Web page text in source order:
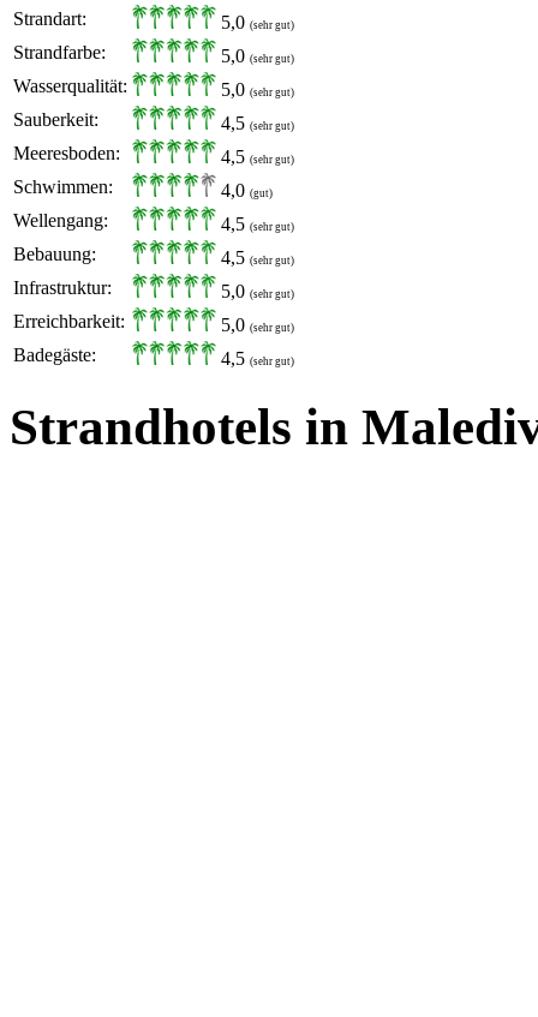
Strandart: 5,0 (sehr gut)
Strandfarbe: 5,0 (sehr gut)
Wasserqualität: 5,0 (sehr gut)
Sauberkeit: 4,5 (sehr gut)
Meeresboden: 4,5 (sehr gut)
Schwimmen: 4,0 (gut)
Wellengang: 4,5 (sehr gut)
Bebauung: 4,5 (sehr gut)
Infrastruktur: 5,0 (sehr gut)
Erreichbarkeit: 5,0 (sehr gut)
Badegäste: 4,5 (sehr gut)
Strandhotels in